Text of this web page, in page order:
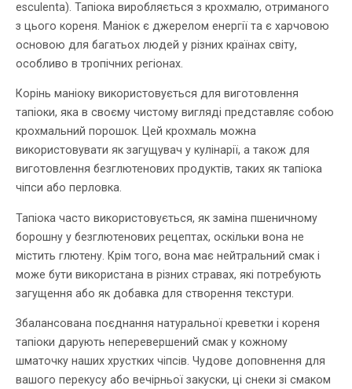
esculenta). Тапіока виробляється з крохмалю, отриманого
з цього кореня. Маніок є джерелом енергії та є харчовою
основою для багатьох людей у різних країнах світу,
особливо в тропічних регіонах.
Корінь маніоку використовується для виготовлення
тапіоки, яка в своєму чистому вигляді представляє собою
крохмальний порошок. Цей крохмаль можна
використовувати як загущувач у кулінарії, а також для
виготовлення безглютенових продуктів, таких як тапіока
чіпси або перловка.
Тапіока часто використовується, як заміна пшеничному
борошну у безглютенових рецептах, оскільки вона не
містить глютену. Крім того, вона має нейтральний смак і
може бути використана в різних стравах, які потребують
загущення або як добавка для створення текстури.
Збалансована поєднання натуральної креветки і кореня
тапіоки дарують неперевершений смак у кожному
шматочку наших хрустких чіпсів. Чудове доповнення для
вашого перекусу або вечірньої закуски, ці снеки зі смаком